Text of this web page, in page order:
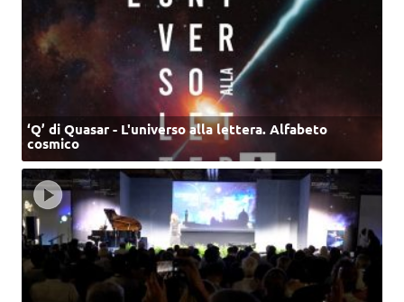
‘Q’ di Quasar - L'universo alla lettera. Alfabeto
cosmico